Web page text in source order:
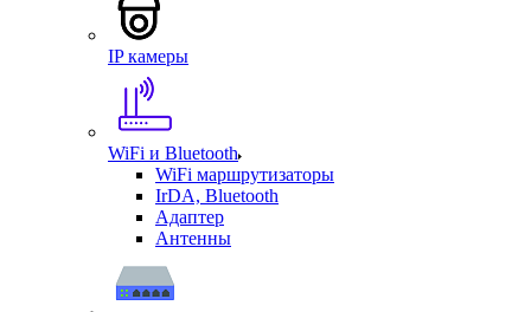
IP камеры
WiFi и Bluetooth
WiFi маршрутизаторы
IrDA, Bluetooth
Адаптер
Антенны